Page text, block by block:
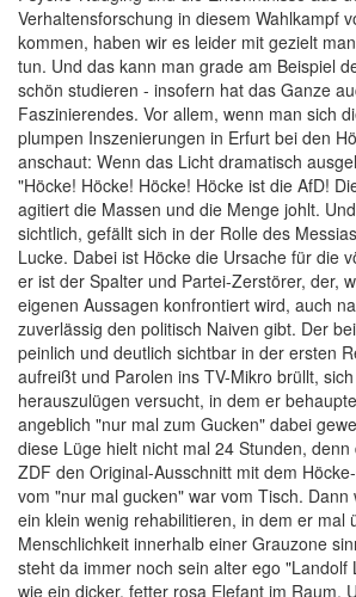
Verhaltensforschung in diesem Wahlkampf
kommen, haben wir es leider mit gezielt
tun. Und das kann man grade am Beispiel
schön studieren - insofern hat das Ganze
Faszinierendes. Vor allem, wenn man sich
plumpen Inszenierungen in Erfurt bei den
anschaut: Wenn das Licht dramatisch
"Höcke! Höcke! Höcke! Höcke ist die AfD!
agitiert die Massen und die Menge johlt.
sichtlich, gefällt sich in der Rolle des
Lucke. Dabei ist Höcke die Ursache für die
er ist der Spalter und Partei-Zerstörer, der,
eigenen Aussagen konfrontiert wird, auch
zuverlässig den politisch Naiven gibt. Der
peinlich und deutlich sichtbar in der ersten
aufreißt und Parolen ins TV-Mikro brüllt,
herauszulügen versucht, in dem er
angeblich "nur mal zum Gucken" dabei
diese Lüge hielt nicht mal 24 Stunden,
ZDF den Original-Ausschnitt mit dem
vom "nur mal gucken" war vom Tisch.
ein klein wenig rehabilitieren, in dem er mal
Menschlichkeit innerhalb einer Grauzone
steht da immer noch sein alter ego "Landolf
wie ein dicker, fetter rosa Elefant im Raum.